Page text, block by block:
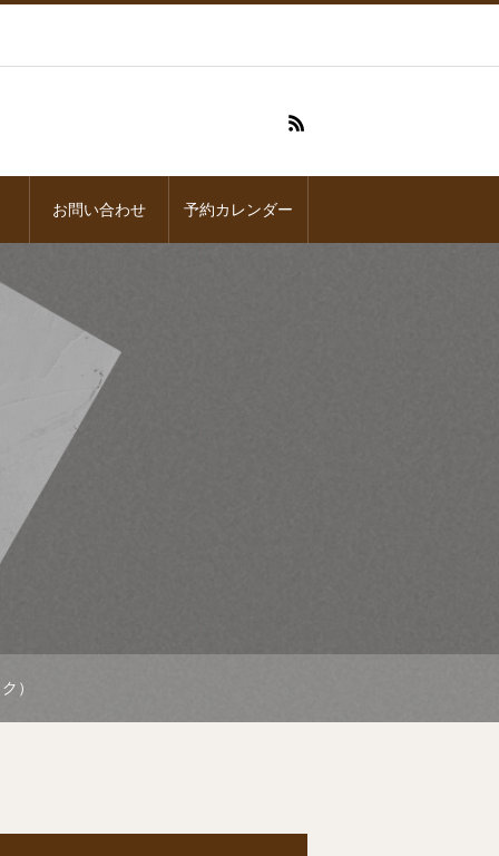
お問い合わせ 予約カレンダー
）